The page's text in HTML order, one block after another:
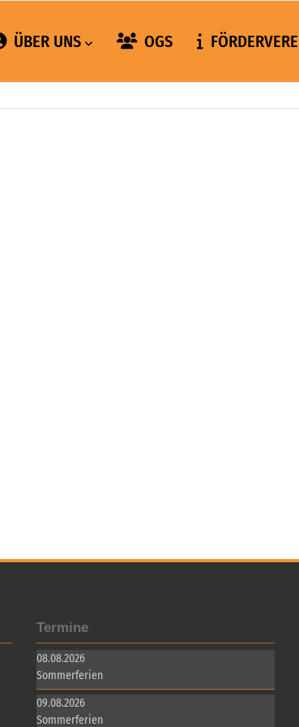
ÜBER UNS OGS
Termine
08.08.2026
Sommerferien
09.08.2026
Sommerferien